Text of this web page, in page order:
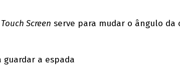
Touch Screen serve para mudar o ângulo da
guardar a espada